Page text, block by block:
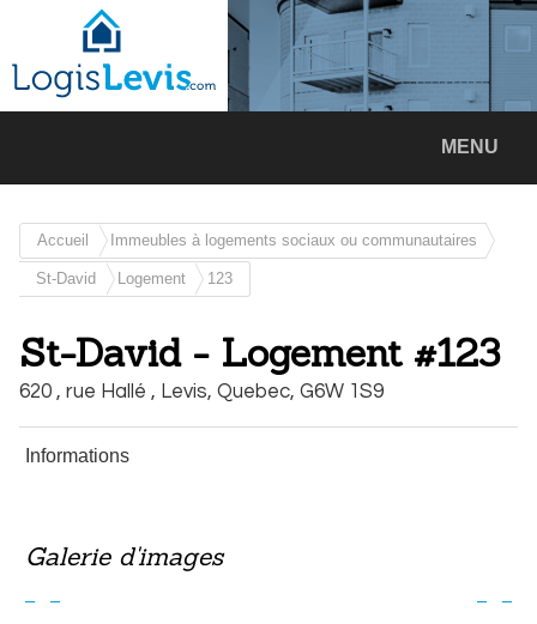
MENU
Accueil Immeubles à logements sociaux ou communautaires
St-David Logement 123
St-David - Logement #123
620 , rue Hallé , Levis, Quebec, G6W 1S9
Informations
Galerie d'images
Précédent